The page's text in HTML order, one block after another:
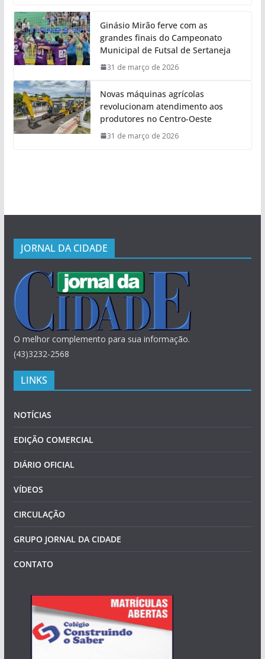
Ginásio Mirão ferve com as
grandes finais do Campeonato
Municipal de Futsal de Sertaneja
31 de março de 2026
Novas máquinas agrícolas
revolucionam atendimento aos
produtores no Centro-Oeste
31 de março de 2026
JORNAL DA CIDADE
O melhor complemento para sua informação.
(43)3232-2568
LINKS
NOTÍCIAS
EDIÇÃO COMERCIAL
DIÁRIO OFICIAL
VÍDEOS
CIRCULAÇÃO
GRUPO JORNAL DA CIDADE
CONTATO